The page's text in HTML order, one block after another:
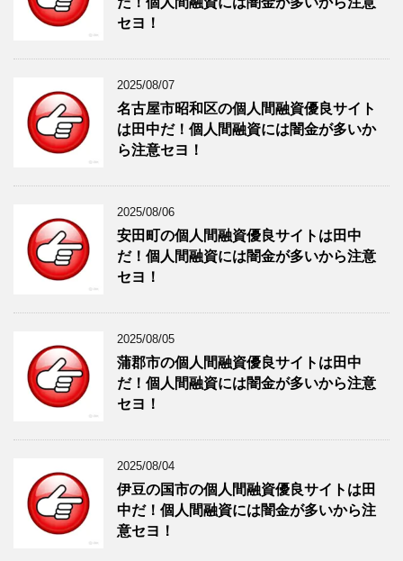
セヨ！
2025/08/07
名古屋市昭和区の個人間融資優良サイト
は田中だ！個人間融資には闇金が多いか
ら注意セヨ！
2025/08/06
安田町の個人間融資優良サイトは田中
だ！個人間融資には闇金が多いから注意
セヨ！
2025/08/05
蒲郡市の個人間融資優良サイトは田中
だ！個人間融資には闇金が多いから注意
セヨ！
2025/08/04
伊豆の国市の個人間融資優良サイトは田
中だ！個人間融資には闇金が多いから注
意セヨ！